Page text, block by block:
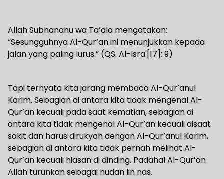
Allah Subhanahu wa Ta’ala mengatakan:
“Sesungguhnya Al-Qur’an ini menunjukkan kepada
jalan yang paling lurus.” (QS. Al-Isra'[17]: 9)
Tapi ternyata kita jarang membaca Al-Qur’anul
Karim. Sebagian di antara kita tidak mengenal Al-
Qur’an kecuali pada saat kematian, sebagian di
antara kita tidak mengenal Al-Qur’an kecuali disaat
sakit dan harus dirukyah dengan Al-Qur’anul Karim,
sebagian di antara kita tidak pernah melihat Al-
Qur’an kecuali hiasan di dinding. Padahal Al-Qur’an
Allah turunkan sebagai hudan lin nas.